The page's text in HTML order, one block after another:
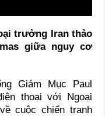
trưởng Iran thảo
giữa nguy cơ
Giám Mục Paul
thoại với Ngoại
cuộc chiến tranh